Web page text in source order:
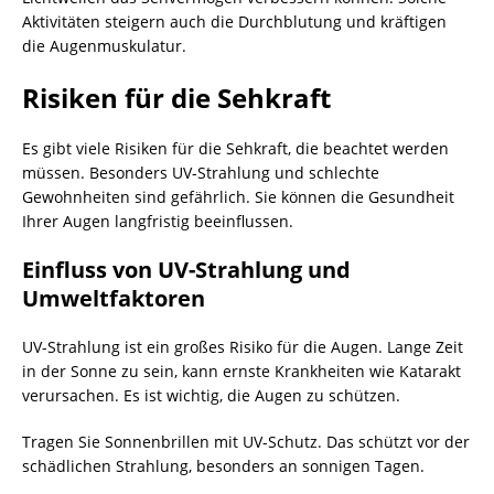
Aktivitäten steigern auch die Durchblutung und kräftigen
die Augenmuskulatur.
Risiken für die Sehkraft
Es gibt viele Risiken für die Sehkraft, die beachtet werden
müssen. Besonders UV-Strahlung und schlechte
Gewohnheiten sind gefährlich. Sie können die Gesundheit
Ihrer Augen langfristig beeinflussen.
Einfluss von UV-Strahlung und
Umweltfaktoren
UV-Strahlung ist ein großes Risiko für die Augen. Lange Zeit
in der Sonne zu sein, kann ernste Krankheiten wie Katarakt
verursachen. Es ist wichtig, die Augen zu schützen.
Tragen Sie Sonnenbrillen mit UV-Schutz. Das schützt vor der
schädlichen Strahlung, besonders an sonnigen Tagen.